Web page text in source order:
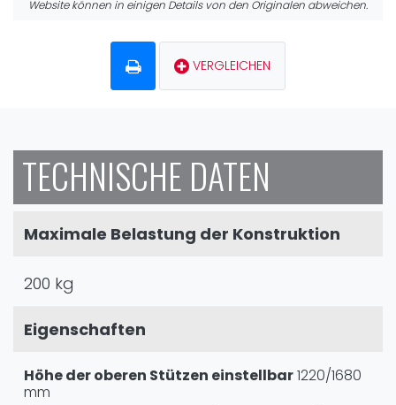
Website können in einigen Details von den Originalen abweichen.
VERGLEICHEN
TECHNISCHE DATEN
Maximale Belastung der Konstruktion
200 kg
Eigenschaften
Höhe der oberen Stützen einstellbar1220/1680
mm